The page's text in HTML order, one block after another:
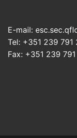
E-mail:
Tel: +351 239 791
Fax: +351 239 791